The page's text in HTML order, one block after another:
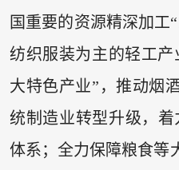
国重要的资源精深加工
纺织服装为主的轻工
大特色产业”，推动烟
统制造业转型升级，着
体系；全力保障粮食等